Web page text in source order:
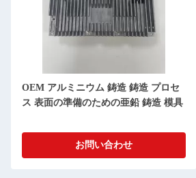
OEM アルミニウム 鋳造 鋳造 プロセ
ス 表面の準備のための亜鉛 鋳造 模具
お問い合わせ